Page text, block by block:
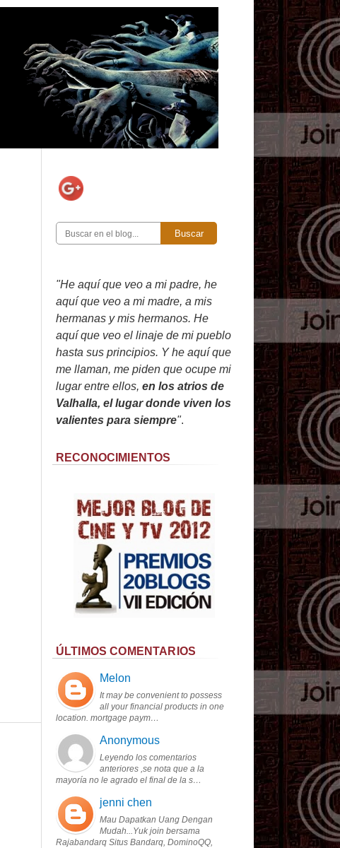
Buscar
"He aquí que veo a mi padre, he
aquí que veo a mi madre, a mis
hermanas y mis hermanos. He
aquí que veo el linaje de mi pueblo
hasta sus principios. Y he aquí que
me llaman, me piden que ocupe mi
lugar entre ellos, en los atrios de
Valhalla, el lugar donde viven los
valientes para siempre".
RECONOCIMIENTOS
ÚLTIMOS COMENTARIOS
Melon
It may be convenient to possess
all your financial products in one
location. mortgage paym…
Anonymous
Leyendo los comentarios
anteriores ,se nota que a la
mayoría no le agrado el final de la s…
jenni chen
Mau Dapatkan Uang Dengan
Mudah...Yuk join bersama
Rajabandarq Situs Bandarq, DominoQQ,